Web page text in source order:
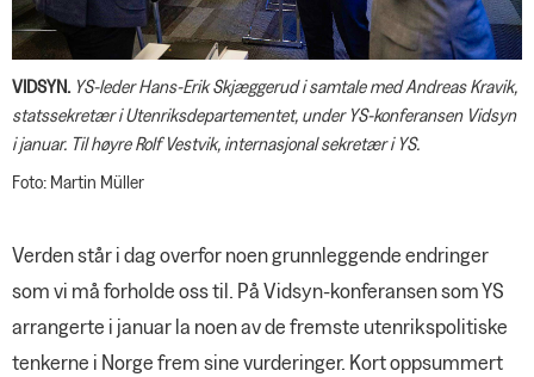
og Spekter
Gjensidige
Nordea
YS Fordel
VIDSYN. YS-leder Hans-Erik Skjæggerud i samtale med Andreas Kravik,
statssekretær i Utenriksdepartementet, under YS-konferansen Vidsyn
i januar. Til høyre Rolf Vestvik, internasjonal sekretær i YS.
Foto: Martin Müller
Verden står i dag overfor noen grunnleggende endringer
som vi må forholde oss til. På Vidsyn-konferansen som YS
arrangerte i januar la noen av de fremste utenrikspolitiske
tenkerne i Norge frem sine vurderinger. Kort oppsummert